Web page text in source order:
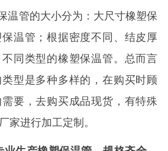
温管的大小分为：大尺寸橡塑保
温管；根据密度不同、结皮厚
同类型的橡塑保温管。总而言
型是多种多样的，在购买时顾
要，去购买成品现货，有特殊
家进行加工定制。